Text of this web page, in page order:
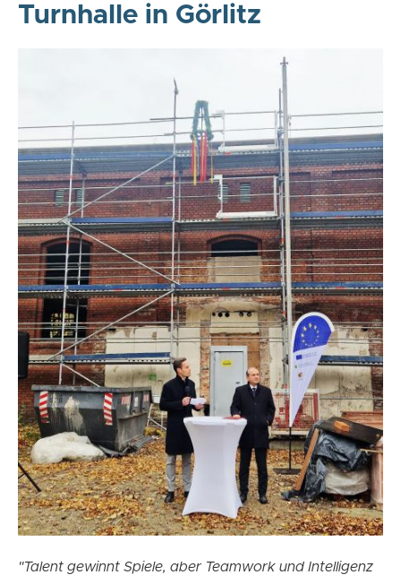
Turnhalle in Görlitz
"Talent gewinnt Spiele, aber Teamwork und Intelligenz